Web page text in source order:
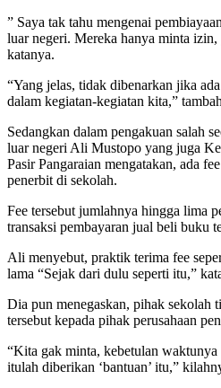
” Saya tak tahu mengenai
luar negeri. Mereka hanya minta izin,
katanya.
“Yang jelas, tidak dibenarkan jika
dalam kegiatan-kegiatan kita,”
Sedangkan dalam pengakuan salah
luar negeri Ali Mustopo yang juga
Pasir Pangaraian mengatakan, ada
penerbit di sekolah.
Fee tersebut jumlahnya hingga lima
transaksi pembayaran jual beli buku
Ali menyebut, praktik terima fee
lama “Sejak dari dulu seperti itu,”
Dia pun menegaskan, pihak sekolah
tersebut kepada pihak perusahaan
“Kita gak minta, kebetulan waktunya
itulah diberikan ‘bantuan’ itu,”